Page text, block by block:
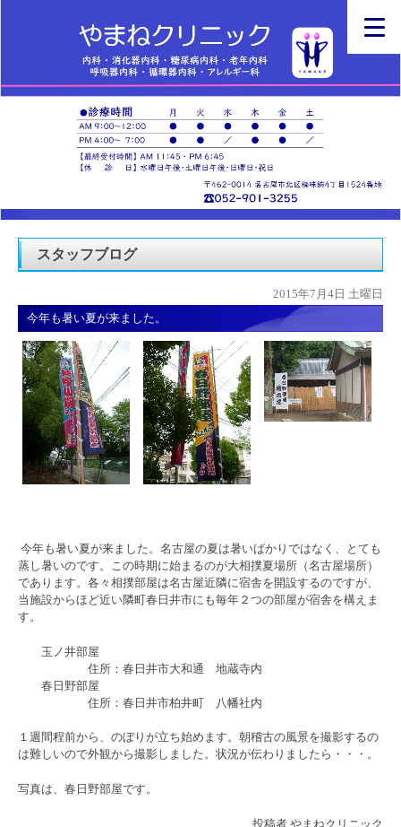
スタッフブログ
2015年7月4日 土曜日
今年も暑い夏が来ました。
今年も暑い夏が来ました。名古屋の夏は暑いばかりではなく、とても
蒸し暑いのです。この時期に始まるのが大相撲夏場所（名古屋場所）
であります。各々相撲部屋は名古屋近隣に宿舎を開設するのですが、
当施設からほど近い隣町春日井市にも毎年２つの部屋が宿舎を構えま
す。
玉ノ井部屋
住所：春日井市大和通 地蔵寺内
春日野部屋
住所：春日井市柏井町 八幡社内
１週間程前から、のぼりが立ち始めます。朝稽古の風景を撮影するの
は難しいので外観から撮影しました。状況が伝わりましたら・・・。
写真は、春日野部屋です。
投稿者 やまねクリニック